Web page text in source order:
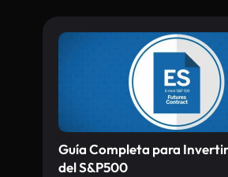
Guía Completa para
del S&P500